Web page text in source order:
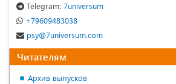
Telegram: 7universum
+79609483038
psy@7universum.com
Читателям
Архив выпусков